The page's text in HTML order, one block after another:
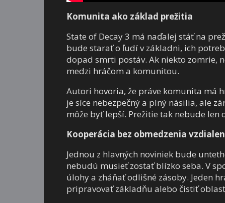
Komunita ako základ prežitia
State of Decay 3 má naďalej stáť na
bude starať o ľudí v základni, ich
dopad smrti postáv. Ak niekto zomrie,
medzi hráčom a komunitou.
Autori hovoria, že práve komunita má
je síce nebezpečný a plný násilia, ale
môže byť lepší. Prežitie tak nebude
Kooperácia bez obmedzenia
Jednou z hlavných noviniek bude
nebudú musieť zostať blízko seba. V
úlohy a zháňať odlišné zásoby. Jeden
pripravovať základňu alebo čistiť